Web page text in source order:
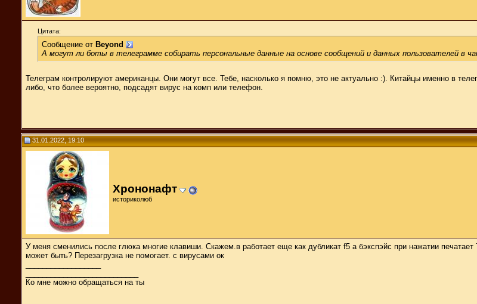
Цитата:
Сообщение от Beyond
А могут ли боты в телеграмме собирать персональные данные на основе сообщений и данных пользователей в
Телеграм контролируют американцы. Они могут все. Тебе, насколько я помню, это не актуально :). Китайцы именно в
либо, что более вероятно, подсадят вирус на комп или телефон.
31.01.2022, 19:10
Хрононафт
историколюб
У меня сменились после глюка многие клавиши. Скажем.в работает еще как дубликат f5 а бэкспэйс при нажатии
может быть? Перезагрузка не помогает. с вирусами ок
Ко мне можно обращаться на ты